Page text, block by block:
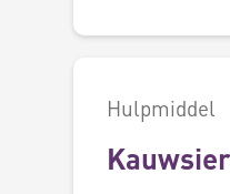
Hulpmiddel